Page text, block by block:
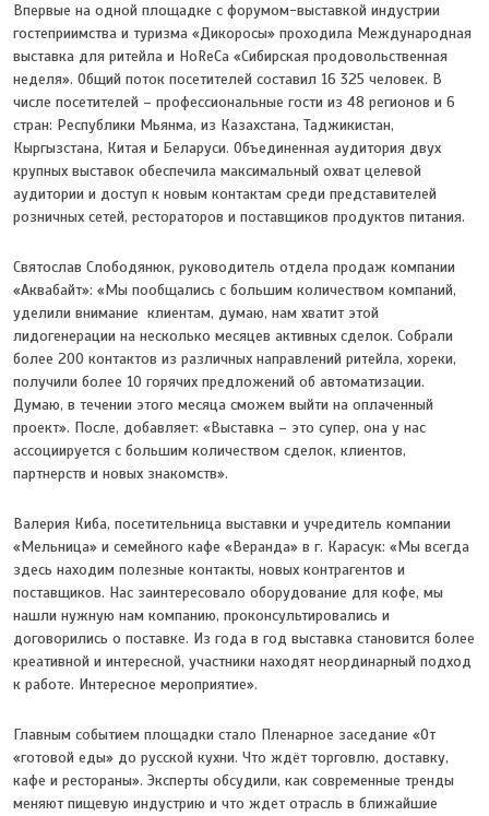
Впервые на одной площадке с форумом-выставкой индустрии
гостеприимства и туризма «Дикоросы» проходила Международная
выставка для ритейла и HoReCa «Сибирская продовольственная
неделя». Общий поток посетителей составил 16 325 человек. В
числе посетителей – профессиональные гости из 48 регионов и 6
стран: Республики Мьянма, из Казахстана, Таджикистан,
Кыргызстана, Китая и Беларуси. Объединенная аудитория двух
крупных выставок обеспечила максимальный охват целевой
аудитории и доступ к новым контактам среди представителей
розничных сетей, рестораторов и поставщиков продуктов питания.
Святослав Слободянюк, руководитель отдела продаж компании
«Аквабайт»: «Мы пообщались с большим количеством компаний,
уделили внимание клиентам, думаю, нам хватит этой
лидогенерации на несколько месяцев активных сделок. Собрали
более 200 контактов из различных направлений ритейла, хореки,
получили более 10 горячих предложений об автоматизации.
Думаю, в течении этого месяца сможем выйти на оплаченный
проект». После, добавляет: «Выставка – это супер, она у нас
ассоциируется с большим количеством сделок, клиентов,
партнерств и новых знакомств».
Валерия Киба, посетительница выставки и учредитель компании
«Мельница» и семейного кафе «Веранда» в г. Карасук: «Мы всегда
здесь находим полезные контакты, новых контрагентов и
поставщиков. Нас заинтересовало оборудование для кофе, мы
нашли нужную нам компанию, проконсультировались и
договорились о поставке. Из года в год выставка становится более
креативной и интересной, участники находят неординарный подход
к работе. Интересное мероприятие».
Главным событием площадки стало Пленарное заседание «От
«готовой еды» до русской кухни. Что ждёт торговлю, доставку,
кафе и рестораны». Эксперты обсудили, как современные тренды
меняют пищевую индустрию и что ждет отрасль в ближайшие